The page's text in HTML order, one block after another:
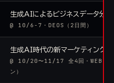
生成AIによるビジネスデータ分析
@ 10/6-7・DEOS（2日間）
生成AI時代の新マーケティング戦
@ 10/20〜11/17 全4回・WEBee
ン）